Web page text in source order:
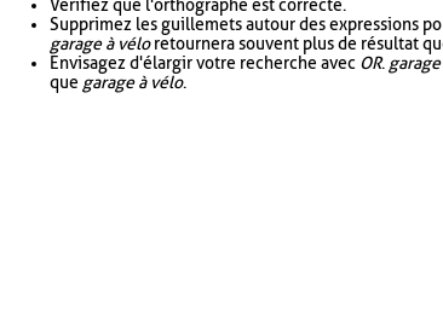
Vérifiez que l'orthographe est correcte.
Supprimez les guillemets autour des expressions
garage à véloretournera souvent plus de résultat
Envisagez d'élargir votre recherche avec OR.
que garage à vélo.